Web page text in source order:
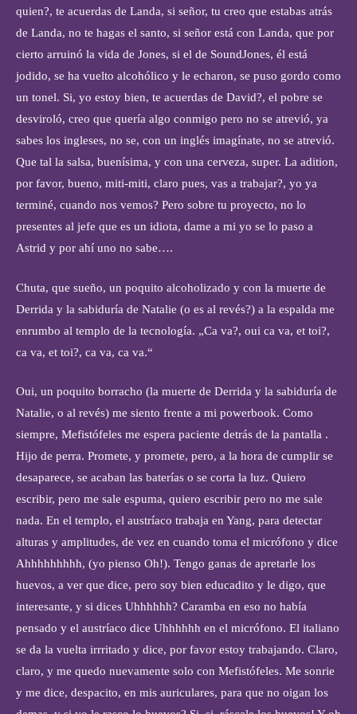
quien?, te acuerdas de Landa, si señor, tu creo que estabas atrás
de Landa, no te hagas el santo, si señor está con Landa, que por
cierto arruinó la vida de Jones, si el de SoundJones, él está
jodido, se ha vuelto alcohólico y le echaron, se puso gordo como
un tonel. Si, yo estoy bien, te acuerdas de David?, el pobre se
desviroló, creo que quería algo conmigo pero no se atrevió, ya
sabes los ingleses, no se, con un inglés imagínate, no se atrevió.
Que tal la salsa, buenísima, y con una cerveza, super. La adition,
por favor, bueno, miti-miti, claro pues, vas a trabajar?, yo ya
terminé, cuando nos vemos? Pero sobre tu proyecto, no lo
presentes al jefe que es un idiota, dame a mi yo se lo paso a
Astrid y por ahí uno no sabe….
Chuta, que sueño, un poquito alcoholizado y con la muerte de
Derrida y la sabiduría de Natalie (o es al revés?) a la espalda me
enrumbo al templo de la tecnología. „Ca va?, oui ca va, et toi?,
ca va, et toi?, ca va, ca va.“
Oui, un poquito borracho (la muerte de Derrida y la sabiduría de
Natalie, o al revés) me siento frente a mi powerbook. Como
siempre, Mefistófeles me espera paciente detrás de la pantalla .
Hijo de perra. Promete, y promete, pero, a la hora de cumplir se
desaparece, se acaban las baterías o se corta la luz. Quiero
escribir, pero me sale espuma, quiero escribir pero no me sale
nada. En el templo, el austríaco trabaja en Yang, para detectar
alturas y amplitudes, de vez en cuando toma el micrófono y dice
Ahhhhhhhhh, (yo pienso Oh!). Tengo ganas de apretarle los
huevos, a ver que dice, pero soy bien educadito y le digo, que
interesante, y si dices Uhhhhhh? Caramba en eso no había
pensado y el austríaco dice Uhhhhhh en el micrófono. El italiano
se da la vuelta irrritado y dice, por favor estoy trabajando. Claro,
claro, y me quedo nuevamente solo con Mefistófeles. Me sonrie
y me dice, despacito, en mis auriculares, para que no oigan los